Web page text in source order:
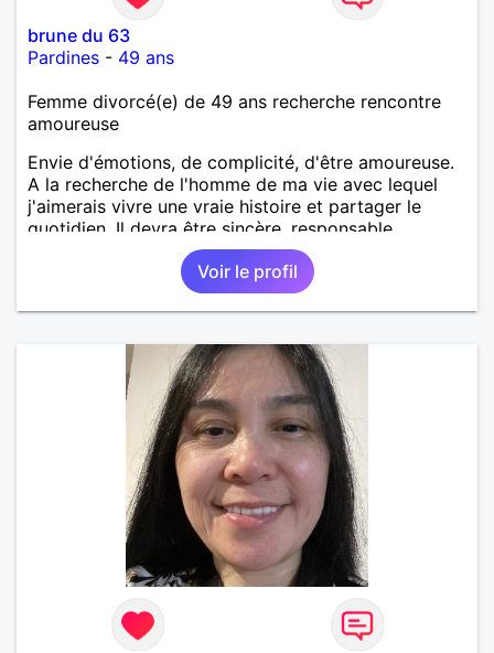
brune du 63
Pardines - 49 ans
Femme divorcé(e) de 49 ans recherche rencontre
amoureuse
Envie d'émotions, de complicité, d'être amoureuse.
A la recherche de l'homme de ma vie avec lequel
j'aimerais vivre une vraie histoire et partager le
quotidien. Il devra être sincère, responsable,
ambitieux, entreprenant, fort de caractère et avec le
sens de l'humour. Il saura me chouchouter et me
mettre en valeur, me donner son amour et attention.
Merci de m'avoir lu et à bientôt...
Voir le profil